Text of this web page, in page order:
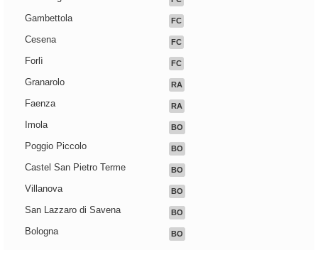
Gambettola FC
Cesena FC
Forlì FC
Granarolo RA
Faenza RA
Imola BO
Poggio Piccolo BO
Castel San Pietro Terme BO
Villanova BO
San Lazzaro di Savena BO
Bologna BO